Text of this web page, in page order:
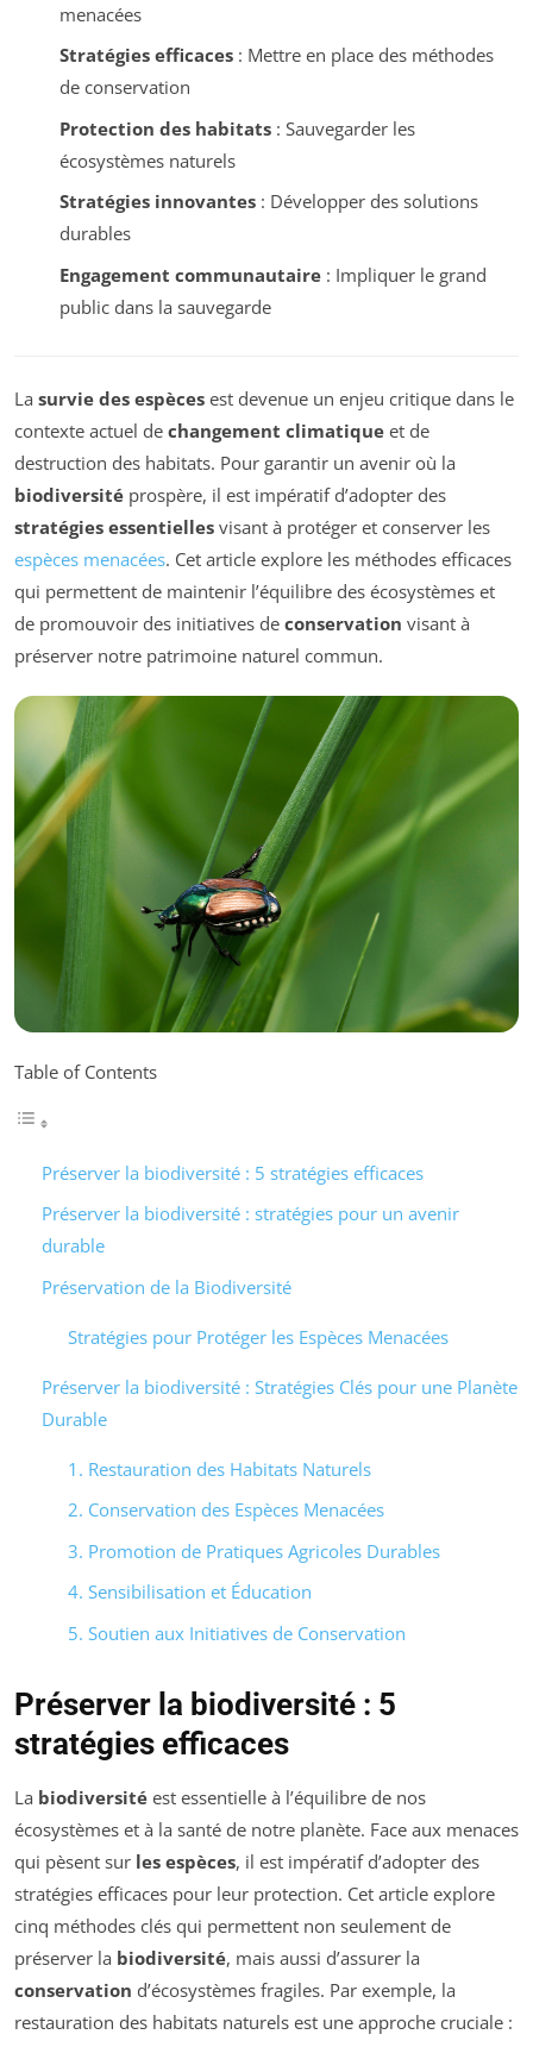
menacées
Stratégies efficaces: Mettre en place des méthodes
de conservation
Protection des habitats: Sauvegarder les
écosystèmes naturels
Stratégies innovantes: Développer des solutions
durables
Engagement communautaire: Impliquer le grand
public dans la sauvegarde
La survie des espèces est devenue un enjeu critique dans le
contexte actuel de changement climatique et de
destruction des habitats. Pour garantir un avenir où la
biodiversité prospère, il est impératif d’adopter des
stratégies essentielles visant à protéger et conserver les
espèces menacées. Cet article explore les méthodes efficaces
qui permettent de maintenir l’équilibre des écosystèmes et
de promouvoir des initiatives de conservation visant à
préserver notre patrimoine naturel commun.
Table of Contents
Préserver la biodiversité : 5 stratégies efficaces
Préserver la biodiversité : stratégies pour un avenir
durable
Préservation de la Biodiversité
Stratégies pour Protéger les Espèces Menacées
Préserver la biodiversité : Stratégies Clés pour une Planète
Durable
1. Restauration des Habitats Naturels
2. Conservation des Espèces Menacées
3. Promotion de Pratiques Agricoles Durables
4. Sensibilisation et Éducation
5. Soutien aux Initiatives de Conservation
Préserver la biodiversité : 5
stratégies efficaces
La biodiversité est essentielle à l’équilibre de nos
écosystèmes et à la santé de notre planète. Face aux menaces
qui pèsent sur les espèces, il est impératif d’adopter des
stratégies efficaces pour leur protection. Cet article explore
cinq méthodes clés qui permettent non seulement de
préserver la biodiversité, mais aussi d’assurer la
conservation d’écosystèmes fragiles. Par exemple, la
restauration des habitats naturels est une approche cruciale :